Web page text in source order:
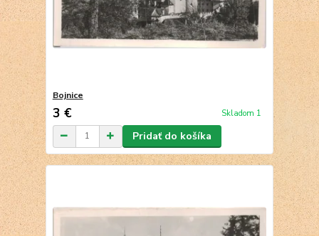
Bojnice
3 € Skladom 1
Pridať do košíka